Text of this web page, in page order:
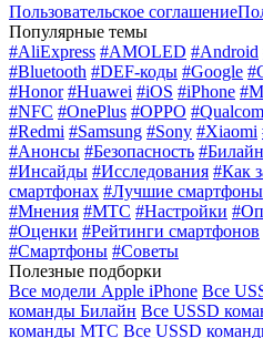
Пользовательское соглашение
Популярные темы
#AliExpress #AMOLED #Android
#Bluetooth #DEF-коды #Google
#Honor #Huawei #iOS #iPhone
#NFC #OnePlus #OPPO
#Redmi #Samsung #Sony #Xiaomi
#Анонсы #Безопасность #Билайн
#Инсайды #Исследования #Как
смартфонах #Лучшие смартфоны
#Мнения #МТС #Настройки
#Оценки #Рейтинги смартфонов
#Смартфоны #Советы
Полезные подборки
Все модели Apple iPhone Все
команды Билайн Все USSD
команды МТС Все USSD